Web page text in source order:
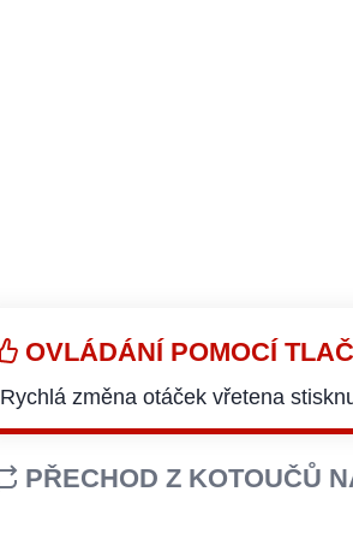
OVLÁDÁNÍ POMOCÍ
Rychlá změna otáček vřetena
PŘECHOD Z KOTOUČŮ